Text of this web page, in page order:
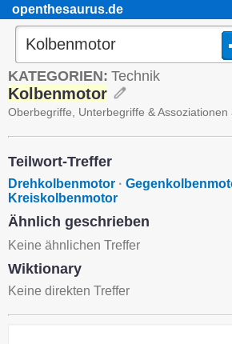
openthesaurus.de
KATEGORIEN: Technik
Kolbenmotor
Oberbegriffe, Unterbegriffe & Assoziationen
Teilwort-Treffer
Drehkolbenmotor ·
Kreiskolbenmotor
Ähnlich geschrieben
Keine ähnlichen Treffer
Wiktionary
Keine direkten Treffer